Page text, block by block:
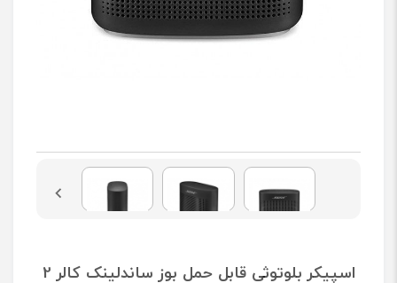
اسپیکر بلوتوثی قابل حمل بوز ساندلینک کالر 2